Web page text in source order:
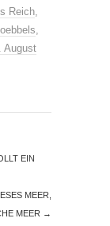
Reich
August
EIN
MEER,
MEER →